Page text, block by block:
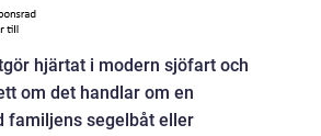
hjärtat i modern sjöfart och
om det handlar om en
familjens segelbåt eller